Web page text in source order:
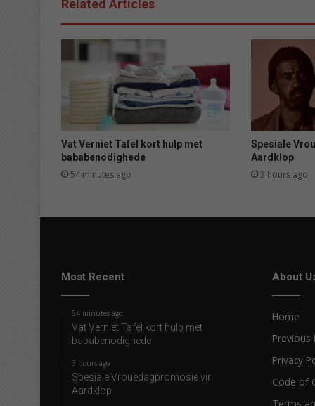
r
o
p
c
h
e
t
m
Related Articles
Vat Verniet Tafel kort hulp met
bababenodighede
54 minutes ago
Spesiale
Aardklop
3 hours ago
Most Recent
54 minutes ago
Vat Verniet Tafel kort hulp met
bababenodighede
3 hours ago
Spesiale Vrouedagpromosie vir
Aardklop
About
Home
Previous
Privacy
Code of
Terms